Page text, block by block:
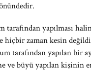
yapılması
hiçbir zaman kesin
tarafından yapılan bir
ve büyü yapılan kişinin